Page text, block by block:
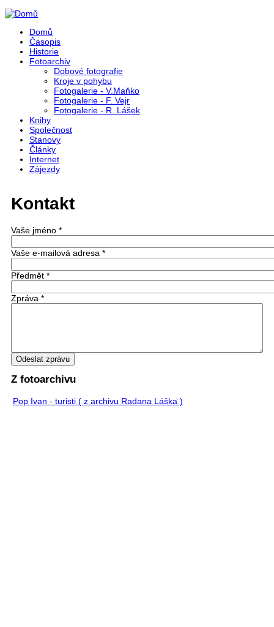
Přejít k hlavnímu obsahu
Domů
Časopis
Historie
Fotoarchiv
Dobové fotografie
Kroje v pohybu
Fotogalerie - V.Maňko
Fotogalerie - F. Vejr
Fotogalerie - R. Lášek
Knihy
Společnost
Stanovy
Články
Internet
Zájezdy
Kontakt
Vaše jméno *
Vaše e-mailová adresa *
Předmět *
Zpráva *
Z fotoarchivu
Pop Ivan - turisti ( z archivu Radana Láška )